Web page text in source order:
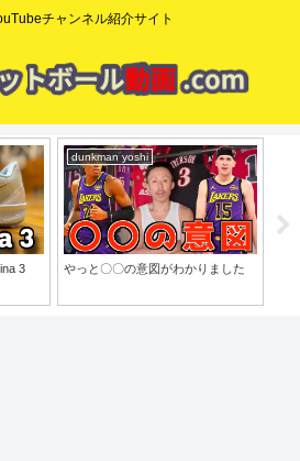
チャンネル紹介サイト
3
dunkman yoshi
やっと〇〇の意図がわかりました